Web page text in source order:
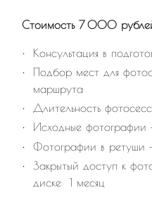
Стоимость 7 000
Консультация в
Подбор мест для
маршрута
Длительность
Исходные
Фотографии в ретуши
Закрытый доступ к
диске 1 месяц